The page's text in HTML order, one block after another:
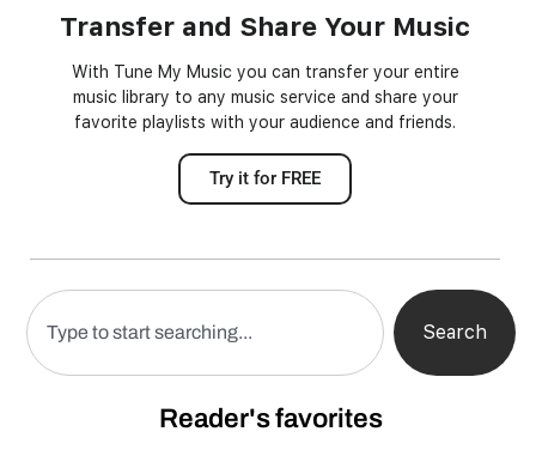
Transfer and Share Your Music
With Tune My Music you can transfer your entire
music library to any music service and share your
favorite playlists with your audience and friends.
Try it for FREE
Search
Reader's favorites